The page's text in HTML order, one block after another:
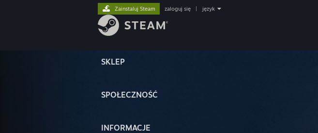
SKLEP
SPOŁECZNOŚĆ
INFORMACJE
Zainstaluj Steam zaloguj się język